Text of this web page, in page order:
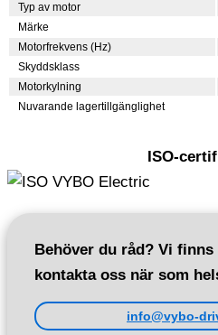
Typ av motor
Märke
Motorfrekvens (Hz)
Skyddsklass
Motorkylning
Nuvarande lagertillgänglighet
ISO-
Behöver du råd? Vi
kontakta oss när som
info@vybo-